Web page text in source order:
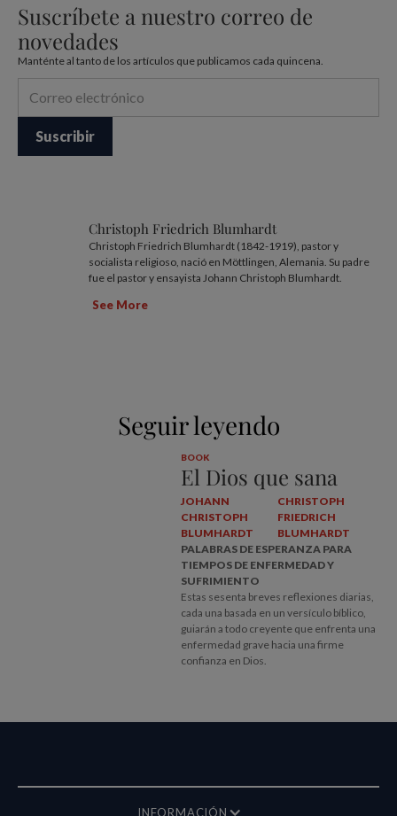
Suscríbete a nuestro correo de
novedades
Manténte al tanto de los artículos que publicamos cada quincena.
Christoph Friedrich Blumhardt
Christoph Friedrich Blumhardt (1842-1919), pastor y
socialista religioso, nació en Möttlingen, Alemania. Su padre
fue el pastor y ensayista Johann Christoph Blumhardt.
See More
Seguir leyendo
BOOK
El Dios que sana
JOHANN
CHRISTOPH
BLUMHARDT
CHRISTOPH
FRIEDRICH
BLUMHARDT
PALABRAS DE ESPERANZA PARA
TIEMPOS DE ENFERMEDAD Y
SUFRIMIENTO
Estas sesenta breves reflexiones diarias,
cada una basada en un versículo bíblico,
guiarán a todo creyente que enfrenta una
enfermedad grave hacia una firme
confianza en Dios.
INFORMACIÓN